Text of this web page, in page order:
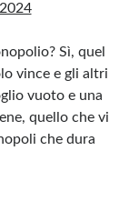
Sì, quel
vince e gli altri
vuoto e una
quello che vi
che dura